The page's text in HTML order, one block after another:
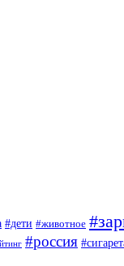
#дети #животное
#россия